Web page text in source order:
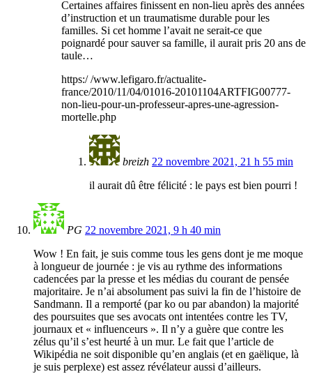
Certaines affaires finissent en non-lieu après des années
d’instruction et un traumatisme durable pour les
familles. Si cet homme l’avait ne serait-ce que
poignardé pour sauver sa famille, il aurait pris 20 ans de
taule…
https:/ /www.lefigaro.fr/actualite-
france/2010/11/04/01016-20101104ARTFIG00777-
non-lieu-pour-un-professeur-apres-une-agression-
mortelle.php
breizh 22 novembre 2021, 21 h 55 min
il aurait dû être félicité : le pays est bien pourri !
PG 22 novembre 2021, 9 h 40 min
Wow ! En fait, je suis comme tous les gens dont je me moque
à longueur de journée : je vis au rythme des informations
cadencées par la presse et les médias du courant de pensée
majoritaire. Je n’ai absolument pas suivi la fin de l’histoire de
Sandmann. Il a remporté (par ko ou par abandon) la majorité
des poursuites que ses avocats ont intentées contre les TV,
journaux et « influenceurs ». Il n’y a guère que contre les
zélus qu’il s’est heurté à un mur. Le fait que l’article de
Wikipédia ne soit disponible qu’en anglais (et en gaëlique, là
je suis perplexe) est assez révélateur aussi d’ailleurs.